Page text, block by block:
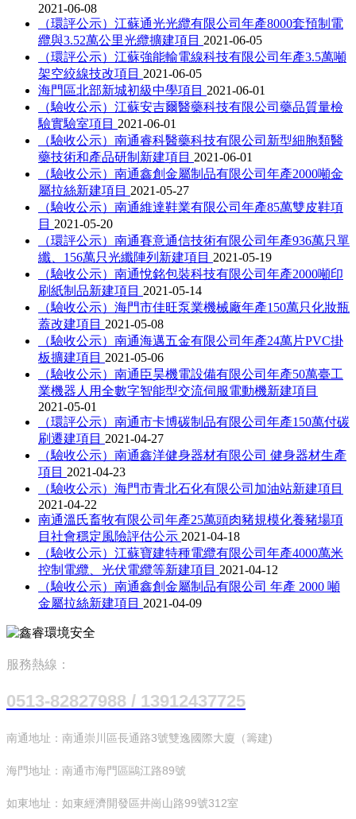
2021-06-08
（環評公示）江蘇通光光纜有限公司年產8000套預制電
纜與3.52萬公里光纜擴建項目 2021-06-05
（環評公示）江蘇強能輸電線科技有限公司年產3.5萬噸
架空絞線技改項目 2021-06-05
海門區北部新城初級中學項目 2021-06-01
（驗收公示）江蘇安吉爾醫藥科技有限公司藥品質量檢
驗實驗室項目 2021-06-01
（驗收公示）南通睿科醫藥科技有限公司新型細胞類醫
藥技術和產品研制新建項目 2021-06-01
（驗收公示）南通鑫創金屬制品有限公司年產2000噸金
屬拉絲新建項目 2021-05-27
（驗收公示）南通維達鞋業有限公司年產85萬雙皮鞋項
目 2021-05-20
（環評公示）南通賽意通信技術有限公司年產936萬只單
纖、156萬只光纖陣列新建項目 2021-05-19
（驗收公示）南通悅銘包裝科技有限公司年產2000噸印
刷紙制品新建項目 2021-05-14
（驗收公示）海門市佳旺泵業機械廠年產150萬只化妝瓶
蓋改建項目 2021-05-08
（驗收公示）南通海邁五金有限公司年產24萬片PVC掛
板擴建項目 2021-05-06
（驗收公示）南通臣昊機電設備有限公司年產50萬臺工
業機器人用全數字智能型交流伺服電動機新建項目
2021-05-01
（環評公示）南通市卡博碳制品有限公司年產150萬付碳
刷遷建項目 2021-04-27
（驗收公示）南通鑫洋健身器材有限公司 健身器材生產
項目 2021-04-23
（驗收公示）海門市青北石化有限公司加油站新建項目
2021-04-22
南通溫氏畜牧有限公司年產25萬頭肉豬規模化養豬場項
目社會穩定風險評估公示 2021-04-18
（驗收公示）江蘇寶建特種電纜有限公司年產4000萬米
控制電纜、光伏電纜等新建項目 2021-04-12
（驗收公示）南通鑫創金屬制品有限公司 年產 2000 噸
金屬拉絲新建項目 2021-04-09
服務熱線：
0513-82827988 / 13912437725
南通地址：南通崇川區長通路3號雙逸國際大廈（籌建)
海門地址：南通市海門區鷗江路89號
如東地址：如東經濟開發區井崗山路99號312室